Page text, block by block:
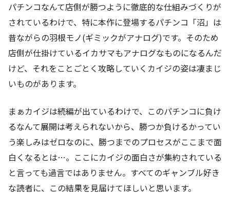
パチンコなんて店側が勝つように徹底的な仕組みづくりが
されているわけで、特に本作に登場するパチンコ「沼」は
昔ながらの羽根モノ(ギミックがアナログ)です。そのため
店側が仕掛けているイカサマもアナログなものになるんだ
けど、それをことごとく攻略していくカイジの姿は凄まじ
いものがあります。
まぁカイジは続編が出ているわけで、このパチンコに負け
るなんて展開は考えられないから、勝つか負けるかってい
う楽しみはゼロなのに、勝つまでのプロセスがここまで面
白くなるとは…。ここにカイジの面白さが集約されている
と言っても過言ではありません。すべてのギャンブル好き
な読者に、この結果を見届けてほしいと思います。